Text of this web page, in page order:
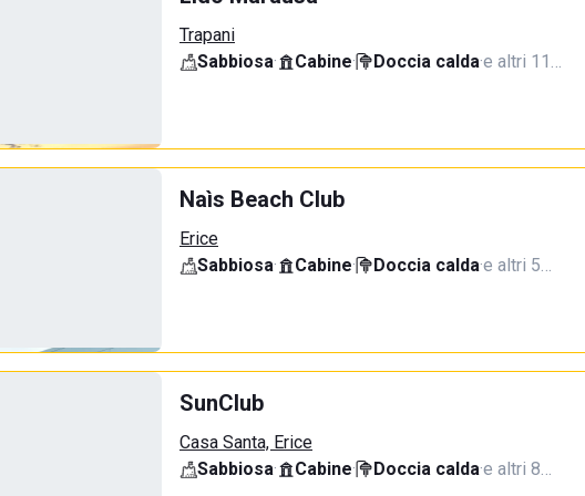
Trapani
Sabbiosa· Cabine· Doccia calda·e altri 11…
Naìs Beach Club
Erice
Sabbiosa· Cabine· Doccia calda·e altri 5…
SunClub
Casa Santa, Erice
Sabbiosa· Cabine· Doccia calda·e altri 8…